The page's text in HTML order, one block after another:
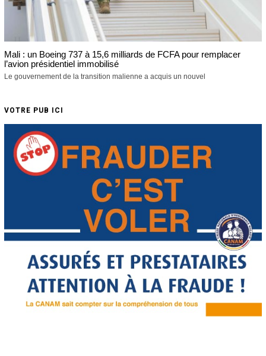
Mali : un Boeing 737 à 15,6 milliards de FCFA pour remplacer
l’avion présidentiel immobilisé
Le gouvernement de la transition malienne a acquis un nouvel
VOTRE PUB ICI